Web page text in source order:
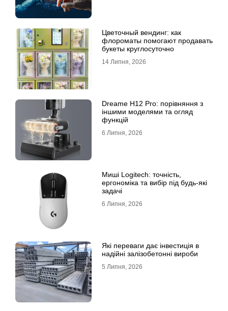
Цветочный вендинг: как
флороматы помогают продавать
букеты круглосуточно
14 Липня, 2026
Dreame H12 Pro: порівняння з
іншими моделями та огляд
функцій
6 Липня, 2026
Миші Logitech: точність,
ергономіка та вибір під будь-які
задачі
6 Липня, 2026
Які переваги дає інвестиція в
надійні залізобетонні вироби
5 Липня, 2026